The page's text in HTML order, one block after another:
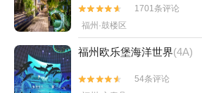


1701条评论
福州·鼓楼区
福州欧乐堡海洋世界(4A)


54条评论